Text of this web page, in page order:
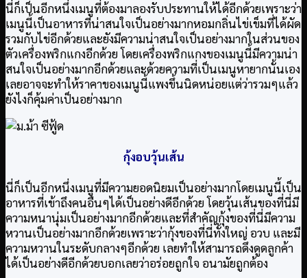
นี่ก็เป็นอีกหนึ่งเมนูที่ต้องมาลองรับประทานให้ได้อีกด้วยเพราะว่า
เมนูนี้เป็นอาหารที่น่าสนใจเป็นอย่างมากหอมกลิ่นไข่เข็มที่ได้ผัด
รวมกับไข่อีกด้วยและยังมีความน่าสนใจเป็นอย่างมากในส่วนของ
ตัวเครื่องพริกแกงอีกด้วย โดยเครื่องพริกแกงของเมนูนี้มีความน่า
สนใจเป็นอย่างมากอีกด้วยและด้วยความที่เป็นเมนูหายากนั้นเอง
เลยอาจจะทำให้ราคาของเมนูนี้แพงขึ้นนิดหน่อยแต่ว่ารวมๆแล้ว
ยังไงก็คุ้มค่าเป็นอย่างมาก
กุ้งอบวุ้นเส้น
นี่ก็เป็นอีกหนึ่งเมนูที่มีความยอดนิยมเป็นอย่างมากโดยเมนูนี้เป็น
อาหารที่เข้าถึงคนอื่นๆได้เป็นอย่างดีอีกด้วย โดยวุ้นเส้นของที่นี่มี
ความหนานุ่มเป็นอย่างมากอีกด้วยและที่สำคัญกุ้งของที่นี่มีความ
หวานเป็นอย่างมากอีกด้วยเพราะว่ากุ้งของที่นี่ทั้งใหญ่ อวบ และมี
ความหวานในระดับกลางๆอีกด้วย เลยทำให้สามารถดึงดูดลูกค้า
ได้เป็นอย่างดีอีกด้วยบอกเลยว่าอร่อยถูกใจ อนามัยถูกต้อง